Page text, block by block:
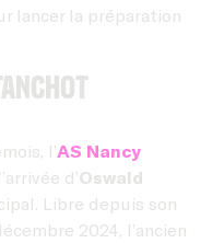
lancer la préparation
l’AS Nancy
d’Oswald
Libre depuis son
2024, l’ancien